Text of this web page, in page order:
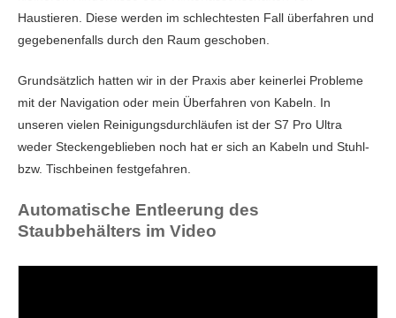
Haustieren. Diese werden im schlechtesten Fall überfahren und
gegebenenfalls durch den Raum geschoben.
Grundsätzlich hatten wir in der Praxis aber keinerlei Probleme
mit der Navigation oder mein Überfahren von Kabeln. In
unseren vielen Reinigungsdurchläufen ist der S7 Pro Ultra
weder Steckengeblieben noch hat er sich an Kabeln und Stuhl-
bzw. Tischbeinen festgefahren.
Automatische Entleerung des
Staubbehälters im Video